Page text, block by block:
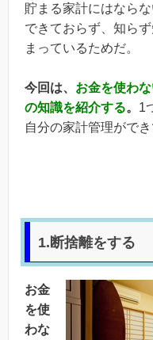
貯まる家計にはなら
できておらず、知ら
まっているためだ。
今回は、 お金を使わ
の知識を紹介する。 1
自分の家計管理がで
1.断捨離をする
お金
を使
わな